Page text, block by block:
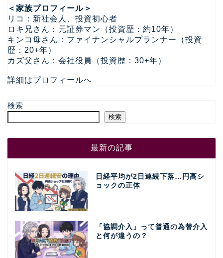
＜家族プロフィール＞
リコ：新社会人、投資初心者
ロキ兄さん：元証券マン（投資歴：約10年）
キンコ母さん：ファイナンシャルプランナー（投資
歴：20+年）
カズ父さん：会社役員（投資歴：30+年）
詳細はプロフィールへ
検索
検索
最新の記事
日経平均が2日連続下落…円高シ
ョックの正体
「協調介入」って普通の為替介入
と何が違うの？